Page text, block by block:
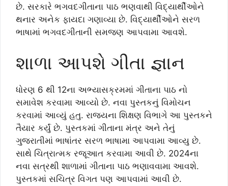
છે. સરકારે ભગવદગીતાના પાઠ ભણવાથી વિદ્યાર્થીઓને
થનાર અનેક ફાયદા ગણાવ્યા છે. વિદ્યાર્થીઓને સરળ
ભાષામાં ભગવદગીતાની સમજણ આપવામા આવશે.
શાળા આપશે ગીતા જ્ઞાન
ધોરણ 6 થી 12ના અભ્યાસક્રમમાં ગીતાના પાઠ નો
સમાવેશ કરવામા આવ્યો છે. નવા પુસ્તકનું વિમોચન
કરવામાં આવ્યું હતુ. રાજ્યના શિક્ષણ વિભાગે આ પુસ્તકને
તૈયાર કર્યું છે. પુસ્તકમાં ગીતાના મંત્ર અને તેનું
ગુજરાતીમાં ભાષાંતર સરળ ભાષામા આપવામા આવ્યુ છે.
સાથે ચિત્રાત્મક રજૂઆત કરવામા આવી છે. 2024ના
નવા સત્રથી શાળામાં ગીતાના પાઠ ભણાવવામા આવશે.
પુસ્તકમાં સચિત્ર વિગત પણ આપવામાં આવી છે.